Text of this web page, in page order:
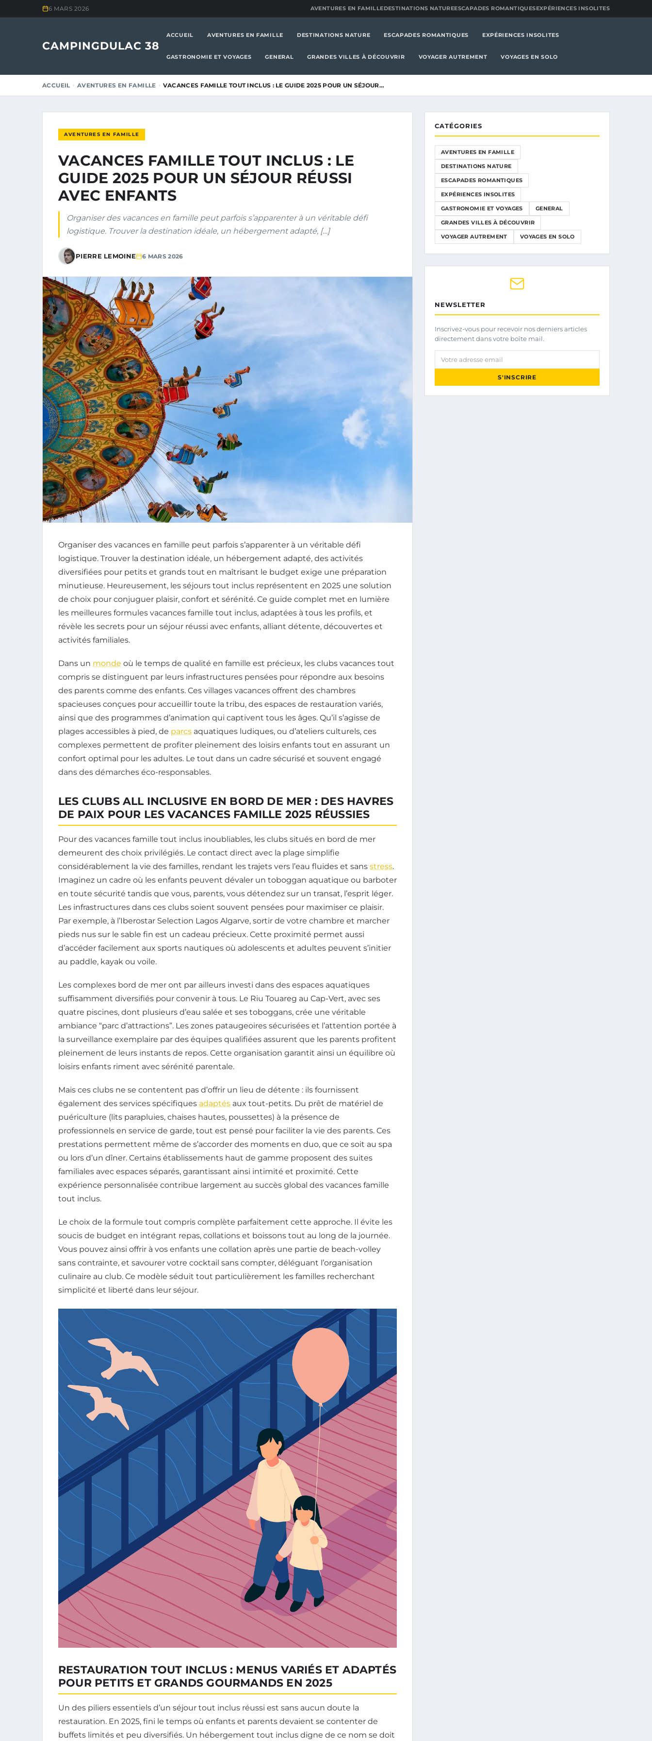
6 MARS 2026 AVENTURES EN FAMILLEDESTINATIONS NATUREESCAPADES ROMANTIQUESEXPÉRIENCES INSOLITES
CAMPINGDULAC 38
ACCUEIL AVENTURES EN FAMILLE DESTINATIONS NATURE ESCAPADES ROMANTIQUES EXPÉRIENCES INSOLITES
GASTRONOMIE ET VOYAGES GENERAL GRANDES VILLES À DÉCOUVRIR VOYAGER AUTREMENT VOYAGES EN SOLO
ACCUEIL AVENTURES EN FAMILLE VACANCES FAMILLE TOUT INCLUS : LE GUIDE 2025 POUR UN SÉJOUR…
AVENTURES EN FAMILLE
VACANCES FAMILLE TOUT INCLUS : LE
GUIDE 2025 POUR UN SÉJOUR RÉUSSI
AVEC ENFANTS
Organiser des vacances en famille peut parfois s’apparenter à un véritable défi
logistique. Trouver la destination idéale, un hébergement adapté, […]
PIERRE LEMOINE 6 MARS 2026
Organiser des vacances en famille peut parfois s’apparenter à un véritable défi
logistique. Trouver la destination idéale, un hébergement adapté, des activités
diversifiées pour petits et grands tout en maîtrisant le budget exige une préparation
minutieuse. Heureusement, les séjours tout inclus représentent en 2025 une solution
de choix pour conjuguer plaisir, confort et sérénité. Ce guide complet met en lumière
les meilleures formules vacances famille tout inclus, adaptées à tous les profils, et
révèle les secrets pour un séjour réussi avec enfants, alliant détente, découvertes et
activités familiales.
Dans un monde où le temps de qualité en famille est précieux, les clubs vacances tout
compris se distinguent par leurs infrastructures pensées pour répondre aux besoins
des parents comme des enfants. Ces villages vacances offrent des chambres
spacieuses conçues pour accueillir toute la tribu, des espaces de restauration variés,
ainsi que des programmes d’animation qui captivent tous les âges. Qu’il s’agisse de
plages accessibles à pied, de parcs aquatiques ludiques, ou d’ateliers culturels, ces
complexes permettent de profiter pleinement des loisirs enfants tout en assurant un
confort optimal pour les adultes. Le tout dans un cadre sécurisé et souvent engagé
dans des démarches éco-responsables.
LES CLUBS ALL INCLUSIVE EN BORD DE MER : DES HAVRES
DE PAIX POUR LES VACANCES FAMILLE 2025 RÉUSSIES
Pour des vacances famille tout inclus inoubliables, les clubs situés en bord de mer
demeurent des choix privilégiés. Le contact direct avec la plage simplifie
considérablement la vie des familles, rendant les trajets vers l’eau fluides et sans stress.
Imaginez un cadre où les enfants peuvent dévaler un toboggan aquatique ou barboter
en toute sécurité tandis que vous, parents, vous détendez sur un transat, l’esprit léger.
Les infrastructures dans ces clubs soient souvent pensées pour maximiser ce plaisir.
Par exemple, à l’Iberostar Selection Lagos Algarve, sortir de votre chambre et marcher
pieds nus sur le sable fin est un cadeau précieux. Cette proximité permet aussi
d’accéder facilement aux sports nautiques où adolescents et adultes peuvent s’initier
au paddle, kayak ou voile.
Les complexes bord de mer ont par ailleurs investi dans des espaces aquatiques
suffisamment diversifiés pour convenir à tous. Le Riu Touareg au Cap-Vert, avec ses
quatre piscines, dont plusieurs d’eau salée et ses toboggans, crée une véritable
ambiance “parc d’attractions”. Les zones pataugeoires sécurisées et l’attention portée à
la surveillance exemplaire par des équipes qualifiées assurent que les parents profitent
pleinement de leurs instants de repos. Cette organisation garantit ainsi un équilibre où
loisirs enfants riment avec sérénité parentale.
Mais ces clubs ne se contentent pas d’offrir un lieu de détente : ils fournissent
également des services spécifiques adaptés aux tout-petits. Du prêt de matériel de
puériculture (lits parapluies, chaises hautes, poussettes) à la présence de
professionnels en service de garde, tout est pensé pour faciliter la vie des parents. Ces
prestations permettent même de s’accorder des moments en duo, que ce soit au spa
ou lors d’un dîner. Certains établissements haut de gamme proposent des suites
familiales avec espaces séparés, garantissant ainsi intimité et proximité. Cette
expérience personnalisée contribue largement au succès global des vacances famille
tout inclus.
Le choix de la formule tout compris complète parfaitement cette approche. Il évite les
soucis de budget en intégrant repas, collations et boissons tout au long de la journée.
Vous pouvez ainsi offrir à vos enfants une collation après une partie de beach-volley
sans contrainte, et savourer votre cocktail sans compter, déléguant l’organisation
culinaire au club. Ce modèle séduit tout particulièrement les familles recherchant
simplicité et liberté dans leur séjour.
RESTAURATION TOUT INCLUS : MENUS VARIÉS ET ADAPTÉS
POUR PETITS ET GRANDS GOURMANDS EN 2025
Un des piliers essentiels d’un séjour tout inclus réussi est sans aucun doute la
restauration. En 2025, fini le temps où enfants et parents devaient se contenter de
buffets limités et peu diversifiés. Un hébergement tout inclus digne de ce nom se doit
CATÉGORIES
AVENTURES EN FAMILLE
DESTINATIONS NATURE
ESCAPADES ROMANTIQUES
EXPÉRIENCES INSOLITES
GASTRONOMIE ET VOYAGES GENERAL
GRANDES VILLES À DÉCOUVRIR
VOYAGER AUTREMENT VOYAGES EN SOLO
NEWSLETTER
Inscrivez-vous pour recevoir nos derniers articles
directement dans votre boîte mail.
Votre adresse email
S'INSCRIRE